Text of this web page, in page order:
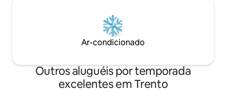
Ar-condicionado
Outros aluguéis por temporada
excelentes em Trento